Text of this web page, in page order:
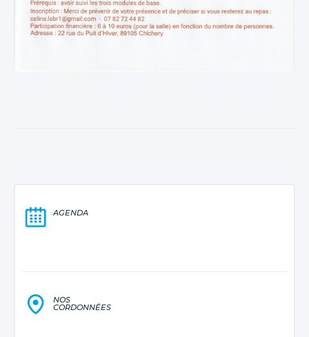
AGENDA
NOS
CORDONNÉES